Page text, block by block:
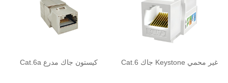
Cat.6a كيستون جاك مدرع Cat.6 جاك Keystone غير محمي